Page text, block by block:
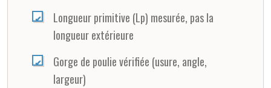
Longueur primitive (Lp) mesurée, pas la
longueur extérieure
Gorge de poulie vérifiée (usure, angle,
largeur)